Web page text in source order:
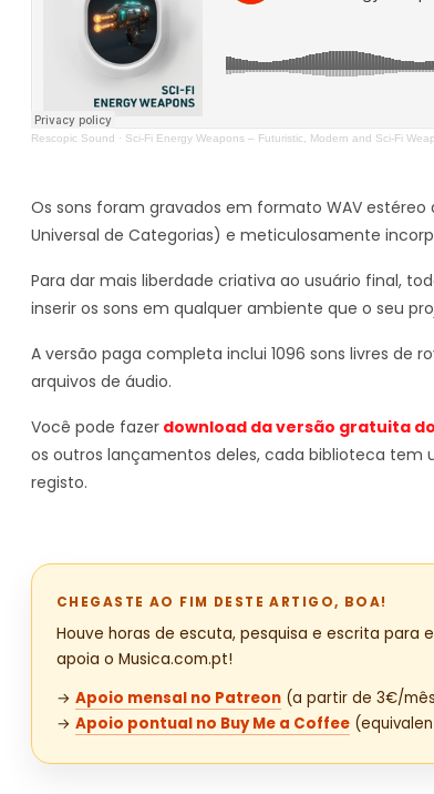
Rescopic Sound · Sci-Fi Energy Weapons – Futuristic, Modern and Sci-Fi
Os sons foram gravados em formato WAV
Universal de Categorias) e meticulosamente
Para dar mais liberdade criativa ao usuário final,
inserir os sons em qualquer ambiente que o seu
A versão paga completa inclui 1096 sons livres
arquivos de áudio.
Você pode fazer download da versão gratuita
os outros lançamentos deles, cada biblioteca tem
registo.
CHEGASTE AO FIM DESTE ARTIGO, BOA!
Houve horas de escuta, pesquisa e escrita para
apoia o Musica.com.pt!
→ Apoio mensal no Patreon (a partir de 3€/
→ Apoio pontual no Buy Me a Coffee